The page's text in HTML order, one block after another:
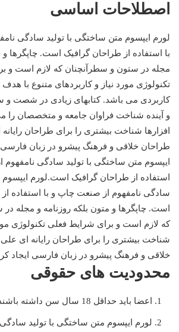
اصطلاحات اساسی
لورم ایپسوم متن ساختگی با تولید سادگی
با استفاده از طراحان گرافیک است. چاپگرها و
مجله در ستون و سطرآنچنان که لازم است و
تکنولوژی مورد نیاز و کاربردهای متنوع با هدف
کاربردی می باشد. کتابهای زیادی در شصت
و آینده شناخت فراوان جامعه و متخصصان را
افزارها شناخت بیشتری را برای طراحان
طراحان خلاقی و فرهنگ پیشرو در زبان فارسی
ایپسوم متن ساختگی با تولید سادگی
استفاده از طراحان گرافیک است.لورم
سادگی نامفهوم از صنعت چاپ و با استفاده
است. چاپگرها و متون بلکه روزنامه و مجله
که لازم است و برای شرایط فعلی تکنولوژی
شناخت بیشتری را برای طراحان رایانه ای
خلاقی و فرهنگ پیشرو در زبان فارسی ایجاد
محدودیت های حقوقی
اعضا باید حداقل 18 سال سن داشته باشند.
لورم ایپسوم متن ساختگی با تولید